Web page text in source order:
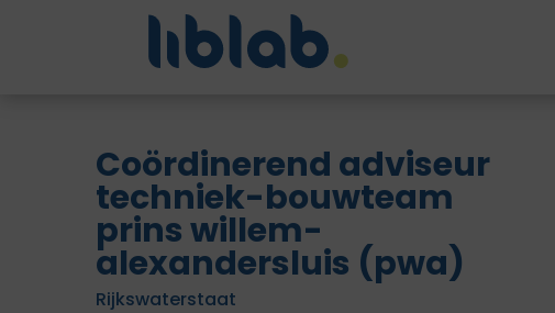
Coördinerend adviseur
techniek-bouwteam
prins willem-
alexandersluis (pwa)
Rijkswaterstaat